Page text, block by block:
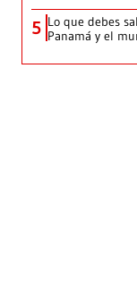
5 Lo que debes
Panamá y el